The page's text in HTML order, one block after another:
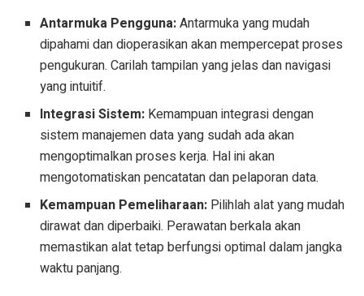
Antarmuka Pengguna:Antarmuka yang mudah
dipahami dan dioperasikan akan mempercepat proses
pengukuran. Carilah tampilan yang jelas dan navigasi
yang intuitif.
Integrasi Sistem: Kemampuan integrasi dengan
sistem manajemen data yang sudah ada akan
mengoptimalkan proses kerja. Hal ini akan
mengotomatiskan pencatatan dan pelaporan data.
Kemampuan Pemeliharaan: Pilihlah alat yang mudah
dirawat dan diperbaiki. Perawatan berkala akan
memastikan alat tetap berfungsi optimal dalam jangka
waktu panjang.